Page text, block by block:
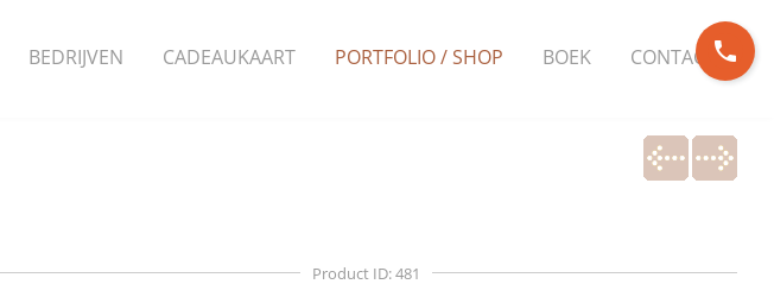
phone
BEDRIJVEN CADEAUKAART PORTFOLIO / SHOP BOEK CONTACT
Product ID: 481